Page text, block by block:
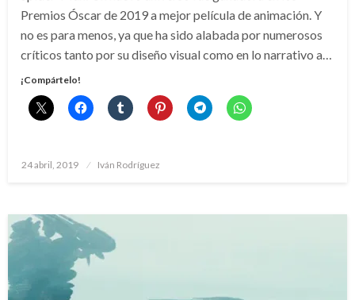
Premios Óscar de 2019 a mejor película de animación. Y
no es para menos, ya que ha sido alabada por numerosos
críticos tanto por su diseño visual como en lo narrativo a…
¡Compártelo!
Publicado
24 abril, 2019 Iván Rodríguez